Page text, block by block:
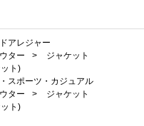
アレジャー
ター >
ジャケット
ト)
スポーツ・カジュアル
ター >
ジャケット
ト)